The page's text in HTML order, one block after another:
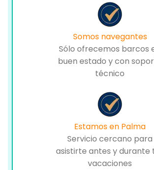
Somos navegantes
Sólo ofrecemos barcos
buen estado y con
técnico
Estamos en Palma
Servicio cercano para
asistirte antes y durante
vacaciones